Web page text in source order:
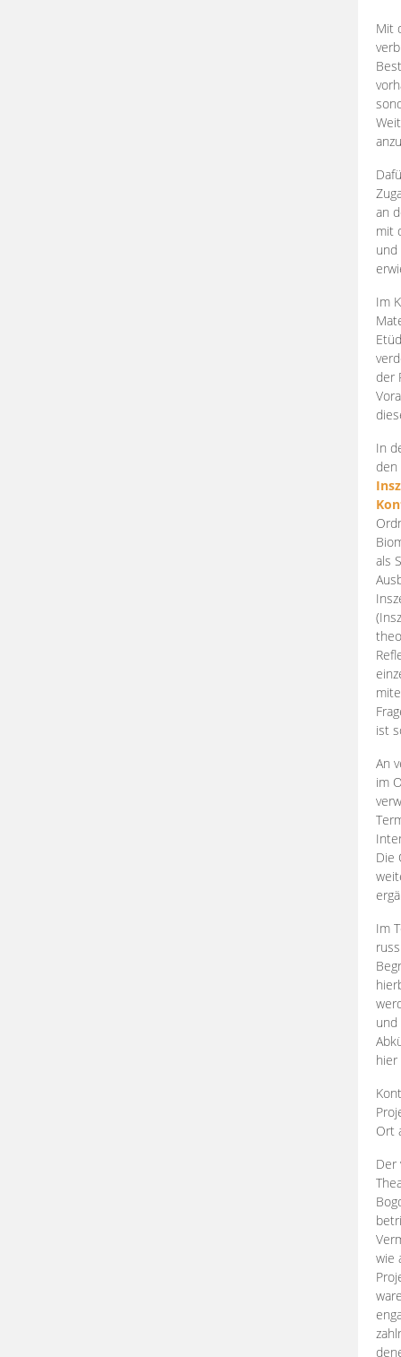
Mit
an
mit
und
Im
der
In
den
als
ist
An
im
Die
Im
und
Ort
Der
wie
zahlr